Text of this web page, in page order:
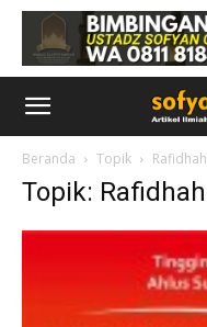
Beranda Topik Rafidhah
Topik: Rafidhah